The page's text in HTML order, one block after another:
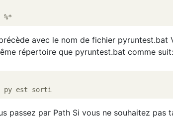
avec le nom de fichier pyruntest.bat
répertoire que pyruntest.bat comme suit:
passez par Path Si vous ne souhaitez pas